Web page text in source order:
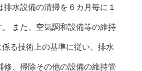
また、空気調和設備等の維持
る技術上の基準に従い、排水
修、掃除その他の設備の維持管